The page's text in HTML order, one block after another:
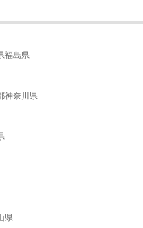
福島県
神奈川県
県